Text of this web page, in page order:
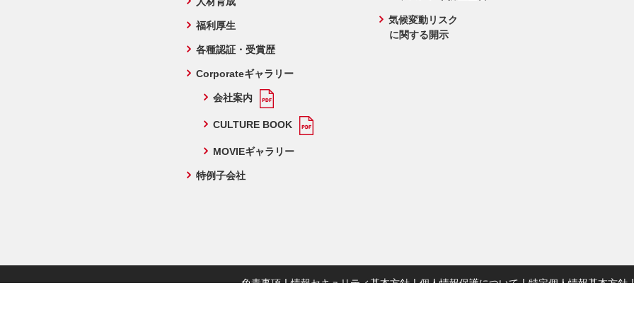
福利厚生
各種認証・受賞歴
Corporateギャラリー
会社案内
CULTURE BOOK
MOVIEギャラリー
特例子会社
気候変動リスク
に関する開示
免責事項 情報セキュリティ基本方針 個人情報保護について 特定個人情報基本方針